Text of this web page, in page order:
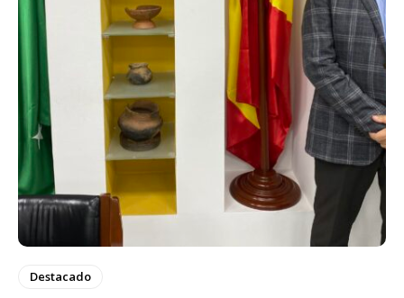
Destacado